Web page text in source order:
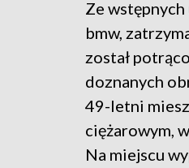
Ze
bmw,
został
doznanych
49-letni
ciężarowym,
Na miejscu